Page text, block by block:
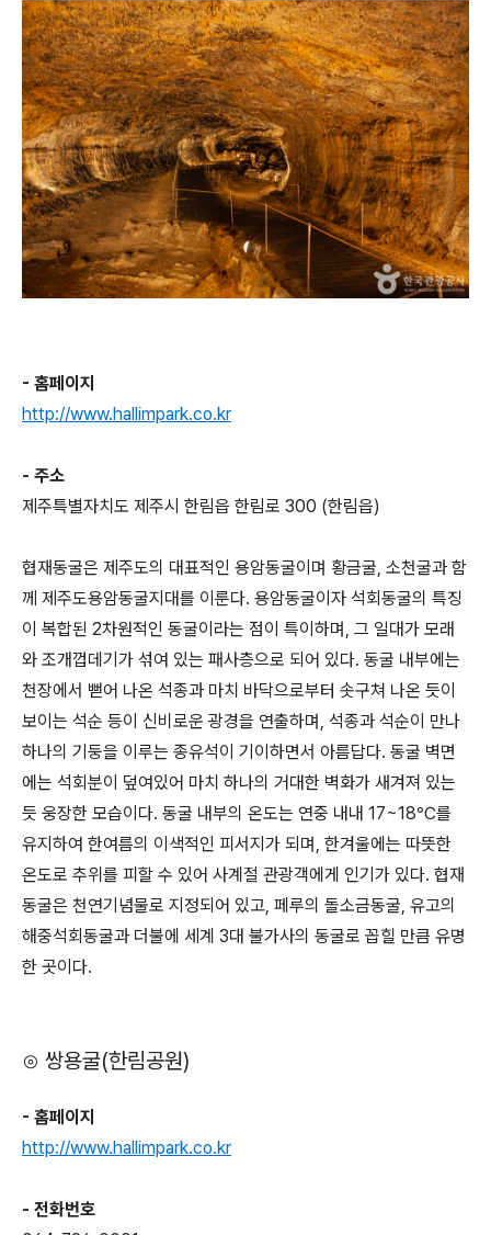
- 홈페이지
http://www.hallimpark.co.kr
- 주소
제주특별자치도 제주시 한림읍 한림로 300 (한림읍)
협재동굴은 제주도의 대표적인 용암동굴이며 황금굴, 소천굴과 함
께 제주도용암동굴지대를 이룬다. 용암동굴이자 석회동굴의 특징
이 복합된 2차원적인 동굴이라는 점이 특이하며, 그 일대가 모래
와 조개껍데기가 섞여 있는 패사층으로 되어 있다. 동굴 내부에는
천장에서 뻗어 나온 석종과 마치 바닥으로부터 솟구쳐 나온 듯이
보이는 석순 등이 신비로운 광경을 연출하며, 석종과 석순이 만나
하나의 기둥을 이루는 종유석이 기이하면서 아름답다. 동굴 벽면
에는 석회분이 덮여있어 마치 하나의 거대한 벽화가 새겨져 있는
듯 웅장한 모습이다. 동굴 내부의 온도는 연중 내내 17~18℃를
유지하여 한여름의 이색적인 피서지가 되며, 한겨울에는 따뜻한
온도로 추위를 피할 수 있어 사계절 관광객에게 인기가 있다. 협재
동굴은 천연기념물로 지정되어 있고, 페루의 돌소금동굴, 유고의
해중석회동굴과 더불에 세계 3대 불가사의 동굴로 꼽힐 만큼 유명
한 곳이다.
⊙ 쌍용굴(한림공원)
- 홈페이지
http://www.hallimpark.co.kr
- 전화번호